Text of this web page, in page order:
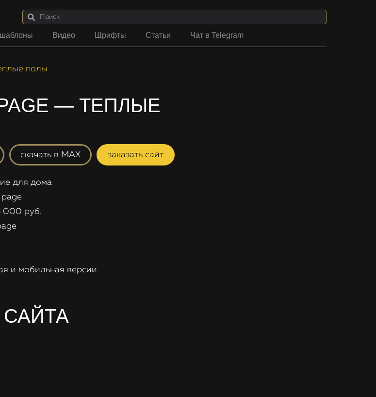
Видео Шрифты Статьи Чат в Telegram
полы
— ТЕПЛЫЕ
скачать в MAX заказать сайт
для дома
page
000 руб.
и мобильная версии
САЙТА